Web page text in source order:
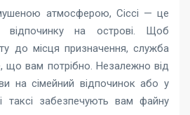
атмосферою, Сіссі — це
на острові. Щоб
до місця призначення, служба
що вам потрібно. Незалежно від
на сімейний відпочинок або у
таксі забезпечують вам файну